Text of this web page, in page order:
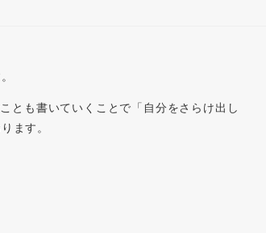
とも書いていくことで「自分をさらけ出し
ます。